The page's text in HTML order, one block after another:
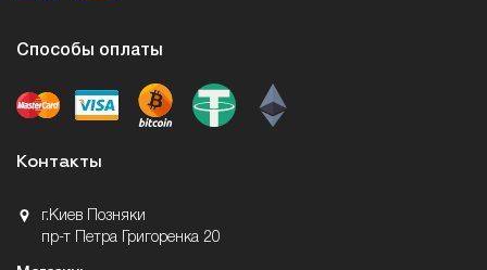
Способы оплаты
Контакты
г.Киев Позняки
пр-т Петра Григоренка 20